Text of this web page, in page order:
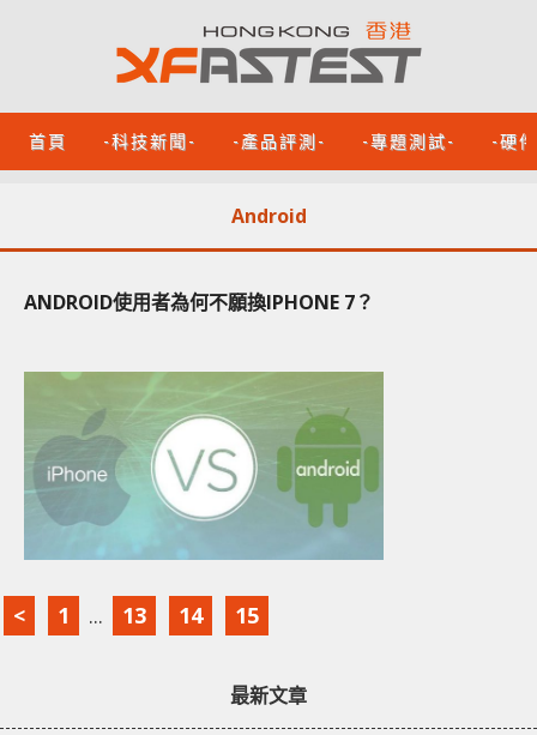
首頁 -科技新聞- -產品評測- -專題測試- -硬
Android
ANDROID使用者為何不願換IPHONE 7？
< 1 ... 13 14 15
最新文章